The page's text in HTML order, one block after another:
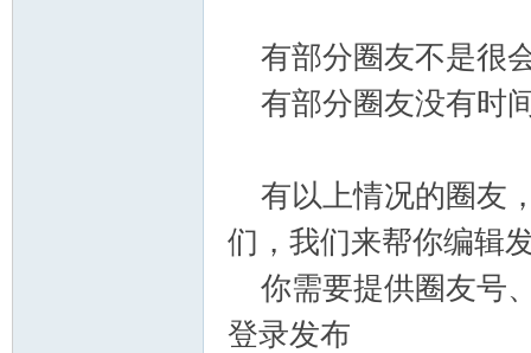
有部分圈友不是很
有部分圈友没有时
有以上情况的圈友
们，我们来帮你编辑
你需要提供圈友号
登录发布